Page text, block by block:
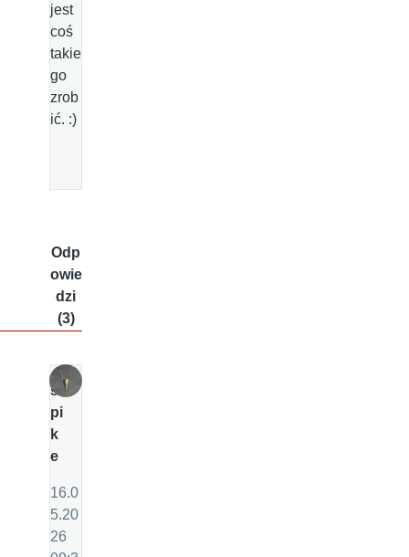
jest
coś
takie
go
zrob
ić. :)
Odp
owie
dzi
(3)
s
pi
k
e
16.0
5.20
26